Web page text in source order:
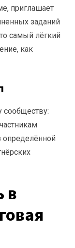
приглашает
заданий
самый лёгкий
как
сообществу:
определённой
в